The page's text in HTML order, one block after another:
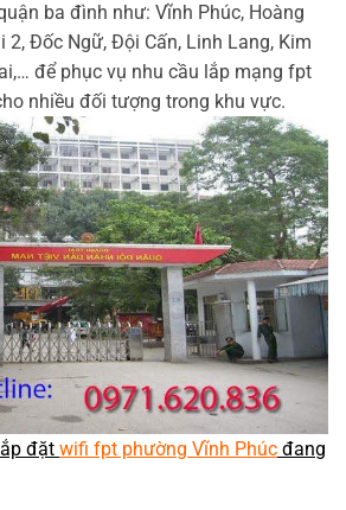
ba đình như: Vĩnh Phúc, Hoàng
2, Đốc Ngữ, Đội Cấn, Linh Lang, Kim
để phục vụ nhu cầu lắp mạng fpt
nhiều đối tượng trong khu vực.
đặt wifi fpt phường Vĩnh Phúc đang